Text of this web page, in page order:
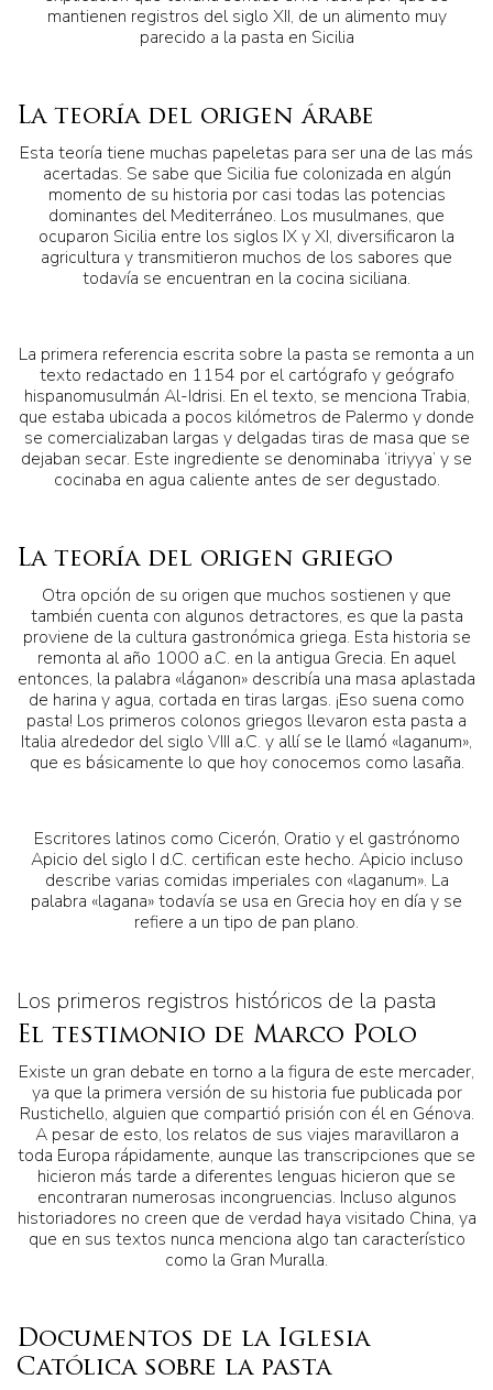
mantienen registros del siglo XII, de un alimento muy
parecido a la pasta en Sicilia
La teoría del origen árabe
Esta teoría tiene muchas papeletas para ser una de las más
acertadas. Se sabe que Sicilia fue colonizada en algún
momento de su historia por casi todas las potencias
dominantes del Mediterráneo. Los musulmanes, que
ocuparon Sicilia entre los siglos IX y XI, diversificaron la
agricultura y transmitieron muchos de los sabores que
todavía se encuentran en la cocina siciliana.
La primera referencia escrita sobre la pasta se remonta a un
texto redactado en 1154 por el cartógrafo y geógrafo
hispanomusulmán Al-Idrisi. En el texto, se menciona Trabia,
que estaba ubicada a pocos kilómetros de Palermo y donde
se comercializaban largas y delgadas tiras de masa que se
dejaban secar. Este ingrediente se denominaba ‘itriyya’ y se
cocinaba en agua caliente antes de ser degustado.
La teoría del origen griego
Otra opción de su origen que muchos sostienen y que
también cuenta con algunos detractores, es que la pasta
proviene de la cultura gastronómica griega. Esta historia se
remonta al año 1000 a.C. en la antigua Grecia. En aquel
entonces, la palabra «láganon» describía una masa aplastada
de harina y agua, cortada en tiras largas. ¡Eso suena como
pasta! Los primeros colonos griegos llevaron esta pasta a
Italia alrededor del siglo VIII a.C. y allí se le llamó «laganum»,
que es básicamente lo que hoy conocemos como lasaña.
Escritores latinos como Cicerón, Oratio y el gastrónomo
Apicio del siglo I d.C. certifican este hecho. Apicio incluso
describe varias comidas imperiales con «laganum». La
palabra «lagana» todavía se usa en Grecia hoy en día y se
refiere a un tipo de pan plano.
Los primeros registros históricos de la pasta
El testimonio de Marco Polo
Existe un gran debate en torno a la figura de este mercader,
ya que la primera versión de su historia fue publicada por
Rustichello, alguien que compartió prisión con él en Génova.
A pesar de esto, los relatos de sus viajes maravillaron a
toda Europa rápidamente, aunque las transcripciones que se
hicieron más tarde a diferentes lenguas hicieron que se
encontraran numerosas incongruencias. Incluso algunos
historiadores no creen que de verdad haya visitado China, ya
que en sus textos nunca menciona algo tan característico
como la Gran Muralla.
Documentos de la Iglesia
Católica sobre la pasta